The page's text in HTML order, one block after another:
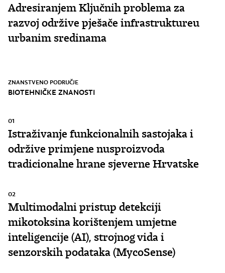
Adresiranjem Ključnih problema za
razvoj održive pješače infrastruktureu
urbanim sredinama
ZNANSTVENO PODRUČJE
BIOTEHNIČKE ZNANOSTI
01
Istraživanje funkcionalnih sastojaka i
održive primjene nusproizvoda
tradicionalne hrane sjeverne Hrvatske
02
Multimodalni pristup detekciji
mikotoksina korištenjem umjetne
inteligencije (AI), strojnog vida i
senzorskih podataka (MycoSense)